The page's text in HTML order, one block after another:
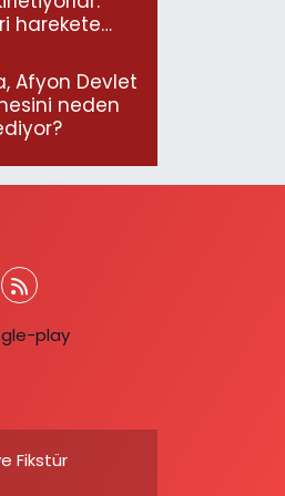
harekete
Afyon Devlet
neden
Fikstür